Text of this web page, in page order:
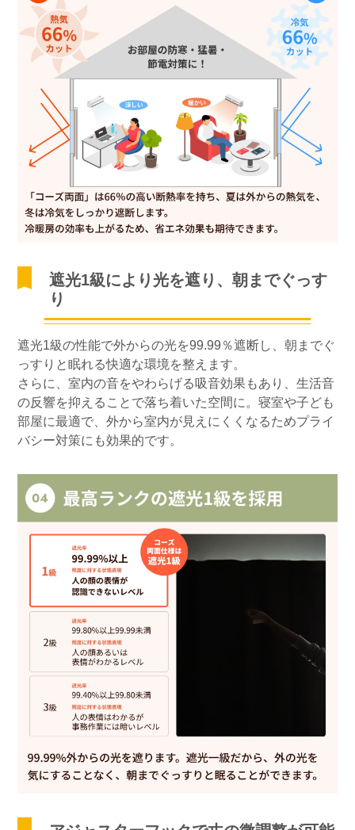
遮光1級により光を遮り、朝までぐっす
り
遮光1級の性能で外からの光を99.99％遮断し、朝までぐ
っすりと眠れる快適な環境を整えます。
さらに、室内の音をやわらげる吸音効果もあり、生活音
の反響を抑えることで落ち着いた空間に。寝室や子ども
部屋に最適で、外から室内が見えにくくなるためプライ
バシー対策にも効果的です。